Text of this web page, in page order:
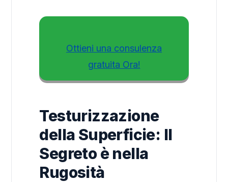
Ottieni una consulenza
gratuita Ora!
Testurizzazione
della Superficie: Il
Segreto è nella
Rugosità